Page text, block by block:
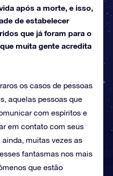
após a morte, e isso,
de estabelecer
que já foram para o
muita gente acredita
os casos de pessoas
aquelas pessoas que
com espíritos e
em contato com seus
muitas vezes as
fantasmas nos mais
que estão